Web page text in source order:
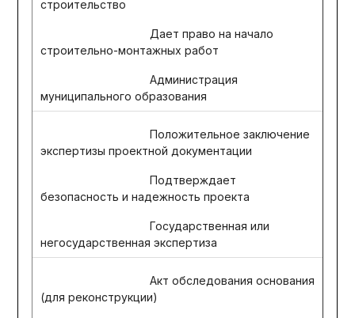
строительство
Дает право на начало
строительно-монтажных работ
Администрация
муниципального образования
Положительное заключение
экспертизы проектной документации
Подтверждает
безопасность и надежность проекта
Государственная или
негосударственная экспертиза
Акт обследования основания
(для реконструкции)